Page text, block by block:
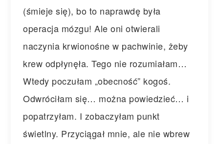
(śmieje się), bo to naprawdę była
operacja mózgu! Ale oni otwierali
naczynia krwionośne w pachwinie, żeby
krew odpłynęła. Tego nie rozumiałam…
Wtedy poczułam „obecność” kogoś.
Odwróciłam się… można powiedzieć… i
popatrzyłam. I zobaczyłam punkt
świetlny. Przyciągał mnie, ale nie wbrew